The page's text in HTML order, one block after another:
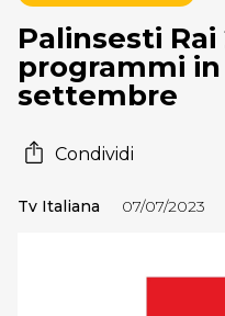
Palinsesti
programmi
settembre
Condividi
Tv Italiana 07/07/2023